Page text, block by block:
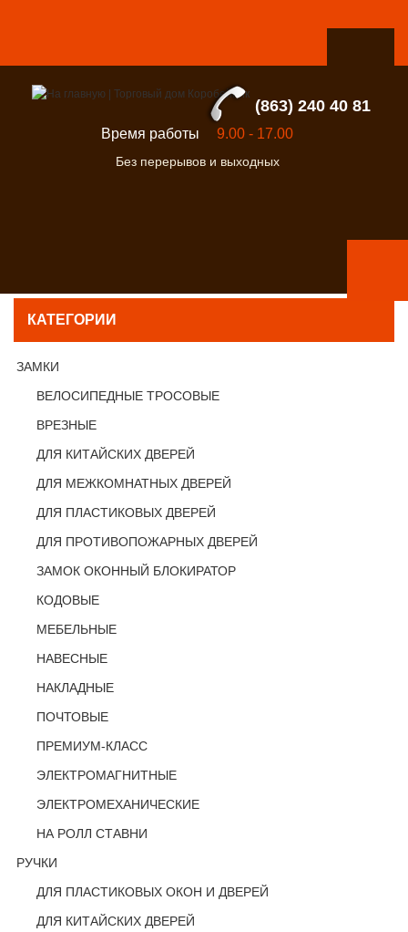
(863) 240 40 81
Время работы 9.00 - 17.00
Без перерывов и выходных
КАТЕГОРИИ
ЗАМКИ
ВЕЛОСИПЕДНЫЕ ТРОСОВЫЕ
ВРЕЗНЫЕ
ДЛЯ КИТАЙСКИХ ДВЕРЕЙ
ДЛЯ МЕЖКОМНАТНЫХ ДВЕРЕЙ
ДЛЯ ПЛАСТИКОВЫХ ДВЕРЕЙ
ДЛЯ ПРОТИВОПОЖАРНЫХ ДВЕРЕЙ
ЗАМОК ОКОННЫЙ БЛОКИРАТОР
КОДОВЫЕ
МЕБЕЛЬНЫЕ
НАВЕСНЫЕ
НАКЛАДНЫЕ
ПОЧТОВЫЕ
ПРЕМИУМ-КЛАСС
ЭЛЕКТРОМАГНИТНЫЕ
ЭЛЕКТРОМЕХАНИЧЕСКИЕ
НА РОЛЛ СТАВНИ
РУЧКИ
ДЛЯ ПЛАСТИКОВЫХ ОКОН И ДВЕРЕЙ
ДЛЯ КИТАЙСКИХ ДВЕРЕЙ